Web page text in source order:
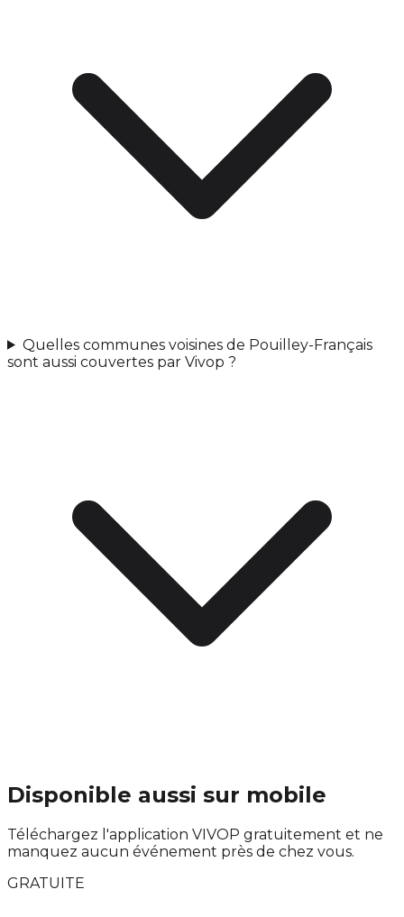
Quelles communes voisines de Pouilley-Français
sont aussi couvertes par Vivop ?
Disponible aussi sur mobile
Téléchargez l'application VIVOP gratuitement et ne
manquez aucun événement près de chez vous.
GRATUITE